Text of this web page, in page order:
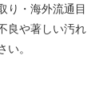
り・海外流通目
良や著しい汚れ
。